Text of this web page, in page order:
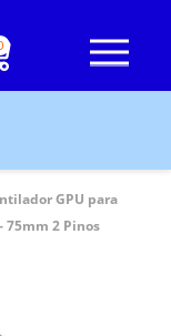
GPU para
75mm 2 Pinos